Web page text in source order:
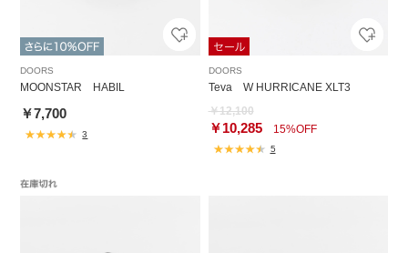
DOORS
MOONSTAR HABIL
￥7,700
3
DOORS
Teva W HURRICANE XLT3
￥12,100
￥10,28515%OFF
5